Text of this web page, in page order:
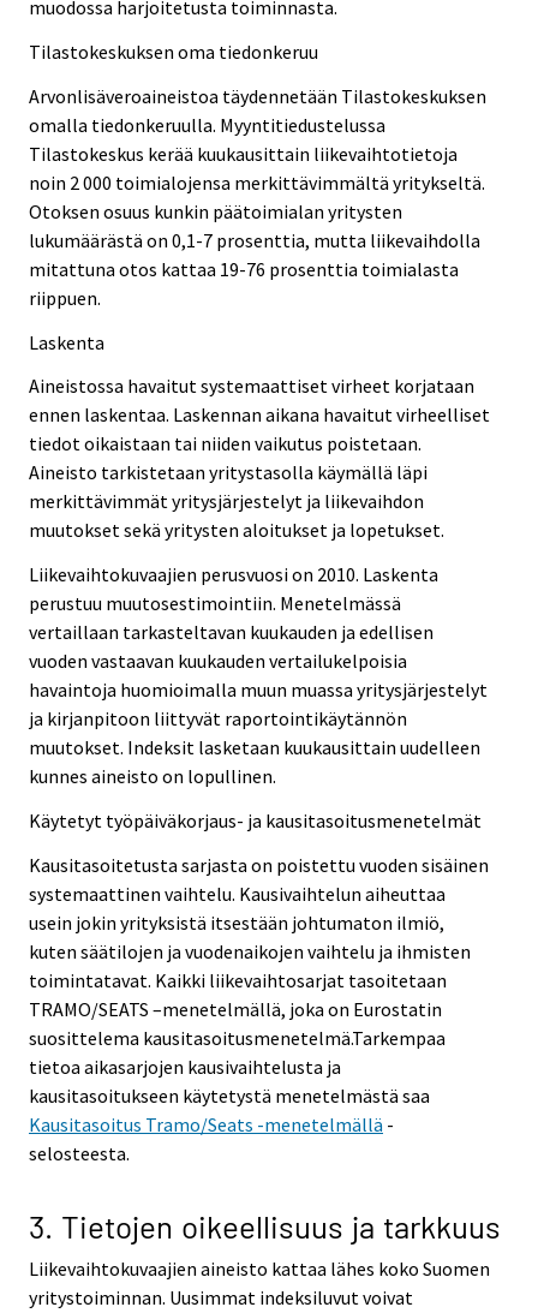
muodossa harjoitetusta toiminnasta.
Tilastokeskuksen oma tiedonkeruu
Arvonlisäveroaineistoa täydennetään Tilastokeskuksen
omalla tiedonkeruulla. Myyntitiedustelussa
Tilastokeskus kerää kuukausittain liikevaihtotietoja
noin 2 000 toimialojensa merkittävimmältä yritykseltä.
Otoksen osuus kunkin päätoimialan yritysten
lukumäärästä on 0,1-7 prosenttia, mutta liikevaihdolla
mitattuna otos kattaa 19-76 prosenttia toimialasta
riippuen.
Laskenta
Aineistossa havaitut systemaattiset virheet korjataan
ennen laskentaa. Laskennan aikana havaitut virheelliset
tiedot oikaistaan tai niiden vaikutus poistetaan.
Aineisto tarkistetaan yritystasolla käymällä läpi
merkittävimmät yritysjärjestelyt ja liikevaihdon
muutokset sekä yritysten aloitukset ja lopetukset.
Liikevaihtokuvaajien perusvuosi on 2010. Laskenta
perustuu muutosestimointiin. Menetelmässä
vertaillaan tarkasteltavan kuukauden ja edellisen
vuoden vastaavan kuukauden vertailukelpoisia
havaintoja huomioimalla muun muassa yritysjärjestelyt
ja kirjanpitoon liittyvät raportointikäytännön
muutokset. Indeksit lasketaan kuukausittain uudelleen
kunnes aineisto on lopullinen.
Käytetyt työpäiväkorjaus- ja kausitasoitusmenetelmät
Kausitasoitetusta sarjasta on poistettu vuoden sisäinen
systemaattinen vaihtelu. Kausivaihtelun aiheuttaa
usein jokin yrityksistä itsestään johtumaton ilmiö,
kuten säätilojen ja vuodenaikojen vaihtelu ja ihmisten
toimintatavat. Kaikki liikevaihtosarjat tasoitetaan
TRAMO/SEATS –menetelmällä, joka on Eurostatin
suosittelema kausitasoitusmenetelmä.Tarkempaa
tietoa aikasarjojen kausivaihtelusta ja
kausitasoitukseen käytetystä menetelmästä saa
Kausitasoitus Tramo/Seats -menetelmällä -
selosteesta.
3. Tietojen oikeellisuus ja tarkkuus
Liikevaihtokuvaajien aineisto kattaa lähes koko Suomen
yritystoiminnan. Uusimmat indeksiluvut voivat